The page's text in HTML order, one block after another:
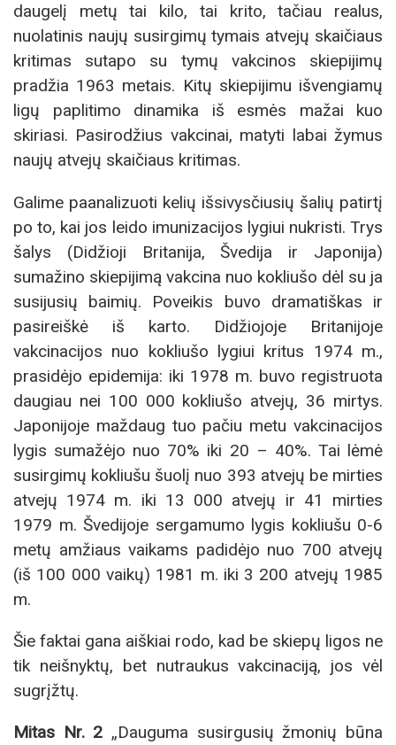
daugelį metų tai kilo, tai krito, tačiau realus,
nuolatinis naujų susirgimų tymais atvejų skaičiaus
kritimas sutapo su tymų vakcinos skiepijimų
pradžia 1963 metais. Kitų skiepijimu išvengiamų
ligų paplitimo dinamika iš esmės mažai kuo
skiriasi. Pasirodžius vakcinai, matyti labai žymus
naujų atvejų skaičiaus kritimas.
Galime paanalizuoti kelių išsivysčiusių šalių patirtį
po to, kai jos leido imunizacijos lygiui nukristi. Trys
šalys (Didžioji Britanija, Švedija ir Japonija)
sumažino skiepijimą vakcina nuo kokliušo dėl su ja
susijusių baimių. Poveikis buvo dramatiškas ir
pasireiškė iš karto. Didžiojoje Britanijoje
vakcinacijos nuo kokliušo lygiui kritus 1974 m.,
prasidėjo epidemija: iki 1978 m. buvo registruota
daugiau nei 100 000 kokliušo atvejų, 36 mirtys.
Japonijoje maždaug tuo pačiu metu vakcinacijos
lygis sumažėjo nuo 70% iki 20 – 40%. Tai lėmė
susirgimų kokliušu šuolį nuo 393 atvejų be mirties
atvejų 1974 m. iki 13 000 atvejų ir 41 mirties
1979 m. Švedijoje sergamumo lygis kokliušu 0-6
metų amžiaus vaikams padidėjo nuo 700 atvejų
(iš 100 000 vaikų) 1981 m. iki 3 200 atvejų 1985
m.
Šie faktai gana aiškiai rodo, kad be skiepų ligos ne
tik neišnyktų, bet nutraukus vakcinaciją, jos vėl
sugrįžtų.
Mitas Nr. 2 „Dauguma susirgusių žmonių būna